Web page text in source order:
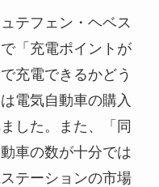
テフェン・ヘベス
「充電ポイントが
充電できるかどう
電気自動車の購入
した。また、「同
車の数が十分では
テーションの市場